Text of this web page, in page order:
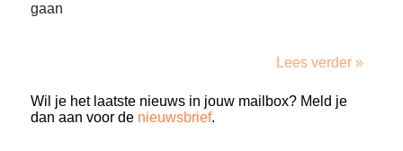
gaan
Lees verder »
Wil je het laatste nieuws in jouw mailbox? Meld je
dan aan voor de nieuwsbrief.